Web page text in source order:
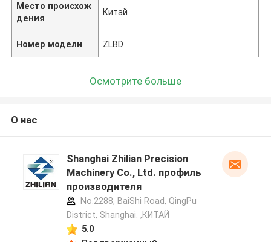
Место происхож
дения
Китай
Номер модели ZLBD
Осмотрите больше
О нас
Shanghai Zhilian Precision
Machinery Co., Ltd. профиль
производителя
No.2288, BaiShi Road, QingPu
District, Shanghai. ,КИТАЙ
5.0